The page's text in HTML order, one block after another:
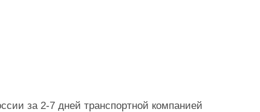
за 2-7 дней транспортной компанией